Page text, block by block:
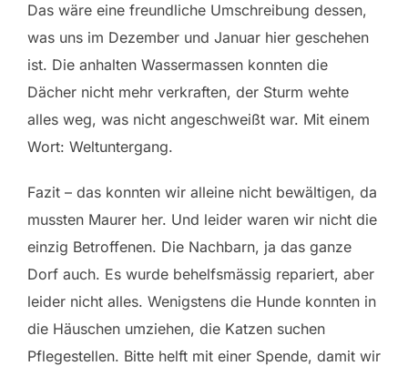
Das wäre eine freundliche Umschreibung dessen,
was uns im Dezember und Januar hier geschehen
ist. Die anhalten Wassermassen konnten die
Dächer nicht mehr verkraften, der Sturm wehte
alles weg, was nicht angeschweißt war. Mit einem
Wort: Weltuntergang.
Fazit – das konnten wir alleine nicht bewältigen, da
mussten Maurer her. Und leider waren wir nicht die
einzig Betroffenen. Die Nachbarn, ja das ganze
Dorf auch. Es wurde behelfsmässig repariert, aber
leider nicht alles. Wenigstens die Hunde konnten in
die Häuschen umziehen, die Katzen suchen
Pflegestellen. Bitte helft mit einer Spende, damit wir